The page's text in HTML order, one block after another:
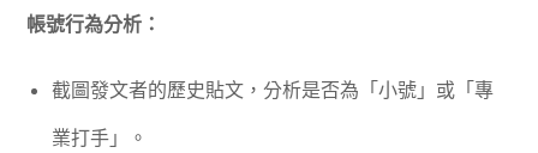
帳號行為分析：
截圖發文者的歷史貼文，分析是否為「小號」或「專
業打手」。